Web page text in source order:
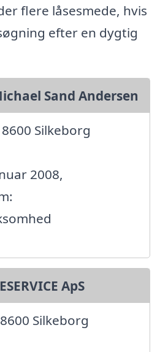
flere låsesmede, hvis
efter en dygtig
Sand Andersen
Silkeborg
2008,
ApS
Silkeborg